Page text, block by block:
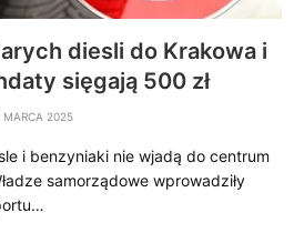
diesli do Krakowa i
sięgają 500 zł
MARCA 2025
i benzyniaki nie wjadą do centrum
samorządowe wprowadziły